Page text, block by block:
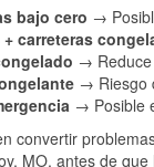
bajo cero →
carreteras
→ Reduce
→ Riesgo
→ Posible
convertir
MO, antes de